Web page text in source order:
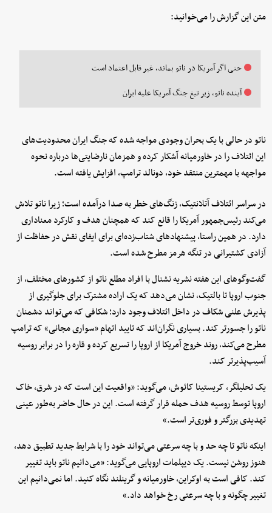
متن این گزارش را می‌خوانید:
حتی اگر آمریکا در ناتو بماند، غیر قابل اعتماد است
آینده ناتو، زیر تیغ جنگ آمریکا علیه ایران
ناتو در حالی با یک بحران وجودی مواجه شده که جنگ ایران محدودیت‌های
این ائتلاف را در خاورمیانه آشکار کرده و همزمان نارضایتی‌ها درباره نحوه
مواجهه با مهمترین منتقد خود، دونالد ترامپ، افزایش یافته است.
در سراسر ائتلاف آتلانتیک، زنگ‌های خطر به صدا درآمده است؛ زیرا ناتو تلاش
می‌کند رئیس‌جمهور آمریکا را قانع کند که همچنان هدف و کارکرد معناداری
دارد. در همین راستا، پیشنهادهای شتاب‌زده‌ای برای ایفای نقش در حفاظت از
آزادی کشتیرانی در تنگه هرمز مطرح شده است.
گفت‌وگوهای این هفته نشریه نشنال با افراد مطلع ناتو از کشورهای مختلف، از
جنوب اروپا تا بالتیک، نشان می‌دهد که یک اراده مشترک برای جلوگیری از
پذیرش علنی شکاف در داخل ائتلاف وجود دارد؛ شکافی که می‌تواند دشمنان
ناتو را جسورتر کند. بسیاری نگران‌اند که تایید اتهام «سواری مجانی» که ترامپ
مطرح می‌کند، روند خروج آمریکا از اروپا را تسریع کرده و قاره را در برابر روسیه
آسیب‌پذیرتر کند.
یک تحلیلگر، کریستینا کائوش، می‌گوید: «واقعیت این است که در شرق، خاک
اروپا توسط روسیه هدف حمله قرار گرفته است. این در حال حاضر به‌طور عینی
تهدیدی بزرگتر و فوری‌تر است.»
اینکه ناتو تا چه حد و با چه سرعتی می‌تواند خود را با شرایط جدید تطبیق دهد،
هنوز روشن نیست. یک دیپلمات اروپایی می‌گوید: «می‌دانیم ناتو باید تغییر
کند. کافی است به اوکراین، خاورمیانه و گرینلند نگاه کنید. اما نمی‌دانیم این
تغییر چگونه و با چه سرعتی رخ خواهد داد.»